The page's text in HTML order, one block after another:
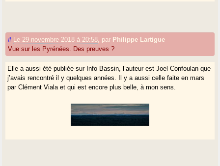
# Le 29 novembre 2018 à 20:58 par Philippe Lartigue
Vue sur les Pyrénées. Des preuves ?
Elle a aussi été publiée sur Info Bassin, l’auteur est Joel Confoulan que
j’avais rencontré il y quelques années. Il y a aussi celle faite en mars
par Clément Viala et qui est encore plus belle, à mon sens.